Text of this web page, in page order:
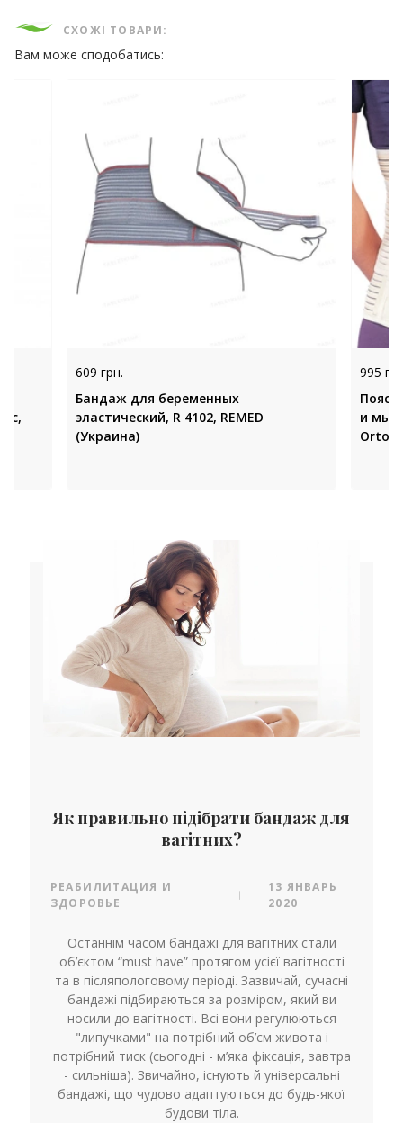
СХОЖІ ТОВАРИ:
Вам може сподобатись:
609 грн.
Бандаж для беременных
эластический, R 4102, REMED
(Украина)
995
Пояс
и
Як правильно підібрати бандаж для
вагітних?
РЕАБИЛИТАЦИЯ И
ЗДОРОВЬЕ
13 ЯНВАРЬ
2020
Останнім часом бандажі для вагітних стали
об’єктом “must have” протягом усієї вагітності
та в післяпологовому періоді. Зазвичай, сучасні
бандажі підбираються за розміром, який ви
носили до вагітності. Всі вони регулюються
"липучками" на потрібний об’єм живота і
потрібний тиск (сьогодні - м’яка фіксація, завтра
- сильніша). Звичайно, існують й універсальні
бандажі, що чудово адаптуються до будь-якої
будови тіла.